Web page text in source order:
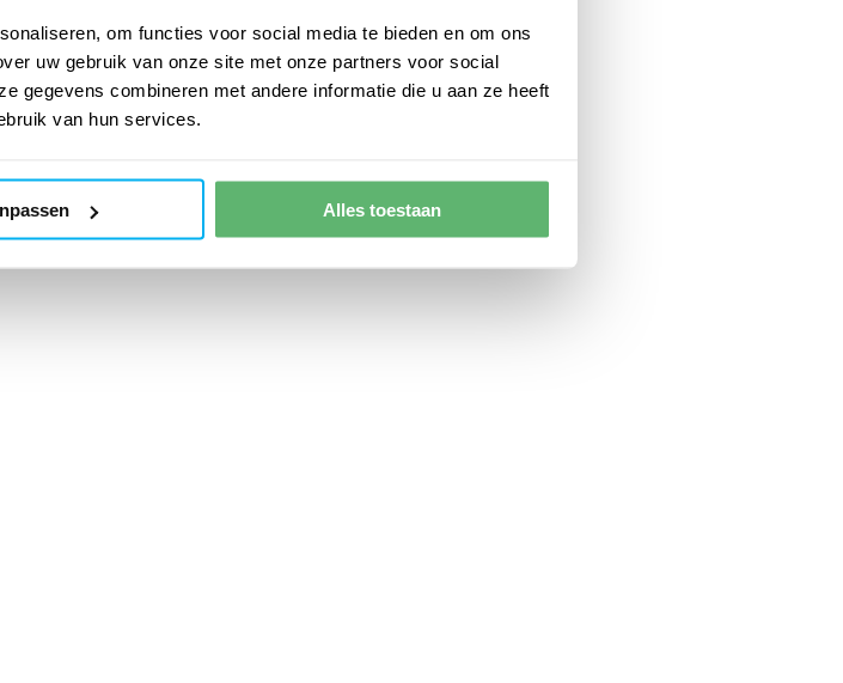
om functies voor social media te bieden en om ons
uw gebruik van onze site met onze partners voor social
gegevens combineren met andere informatie die u aan ze heeft
van hun services.
Alles toestaan